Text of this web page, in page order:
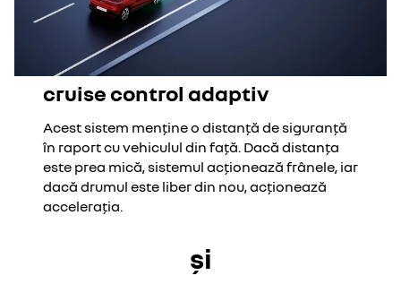
cruise control adaptiv
Acest sistem menține o distanță de siguranță
în raport cu vehiculul din față. Dacă distanța
este prea mică, sistemul acționează frânele, iar
dacă drumul este liber din nou, acționează
accelerația.
și